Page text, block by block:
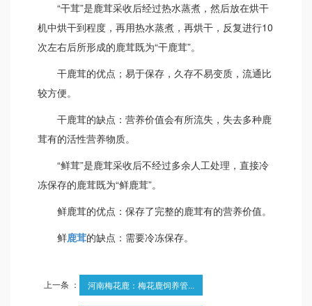
“干茸”是鹿茸采收后经过热水蒸煮，然后放在烘干
机中烘干到程度，再用热水蒸煮，再烘干，反复进行10
次左右后所形成的鹿茸既为“干鹿茸”。
干鹿茸的优点；易于保存，久存不易变质，流通比
较方便。
干鹿茸的缺点：营养价值会有所流失，失去多种鹿
茸有的活性营养物质。
“鲜茸”是鹿茸采收后不经过多余人工处理，直接冷
冻保存的鹿茸既为“鲜鹿茸”。
鲜鹿茸的优点：保存了完整的鹿茸有的营养价值。
鲜鹿茸的缺点：需要冷冻保存。
上一条 ： 河南梅花鹿：梅花鹿饲养管...